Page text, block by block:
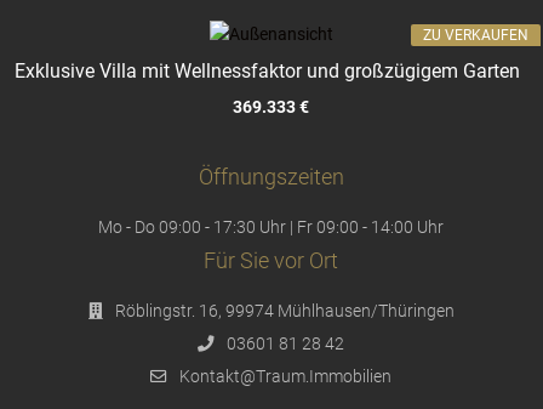
Exklusive Villa mit Wellnessfaktor und großzügigem Garten
369.333 €
ZU VERKAUFEN
Öffnungszeiten
Mo - Do 09:00 - 17:30 Uhr | Fr 09:00 - 14:00 Uhr
Für Sie vor Ort
Röblingstr. 16, 99974 Mühlhausen/Thüringen
03601 81 28 42
Kontakt@Traum.Immobilien